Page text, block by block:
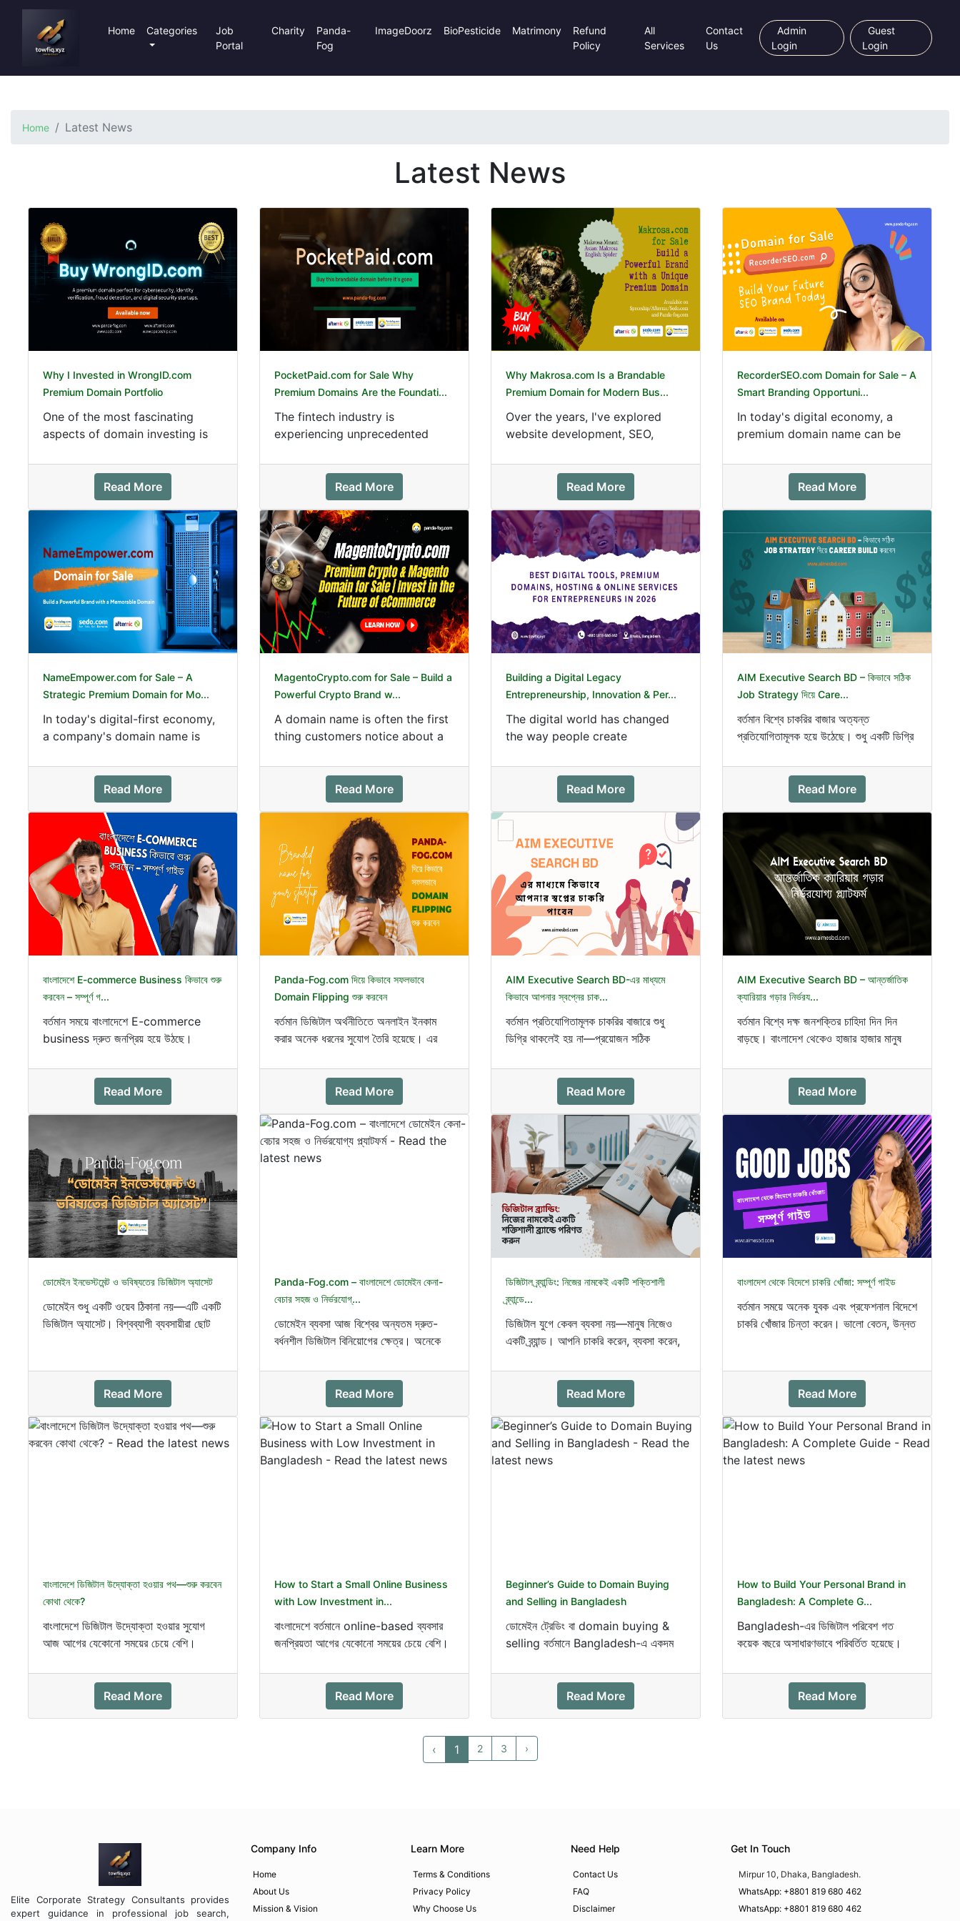
Home Categories
Job
Portal
Charity
Panda-
Fog
ImageDoorz BioPesticide Matrimony
Refund
Policy
All
Services
Contact
Us
Admin
Login
Guest
Login
Home Latest News
Latest News
Why I Invested in WrongID.com
Premium Domain Portfolio
One of the most fascinating
aspects of domain investing is
communicat...
Read More
PocketPaid.com for Sale Why
Premium Domains Are the Foundati...
The fintech industry is
experiencing unprecedented
online banking t...
Read More
Why Makrosa.com Is a Brandable
Premium Domain for Modern Bus...
Over the years, I've explored
website development, SEO,
domain investi...
Read More
RecorderSEO.com Domain for Sale – A
Smart Branding Opportuni...
In today's digital economy, a
premium domain name can be
investments for an...
Read More
NameEmpower.com for Sale – A
Strategic Premium Domain for Mo...
In today's digital-first economy,
a company's domain name is
business asset...
Read More
MagentoCrypto.com for Sale – Build a
Powerful Crypto Brand w...
A domain name is often the first
thing customers notice about a
your...
Read More
Building a Digital Legacy
Entrepreneurship, Innovation & Per...
The digital world has changed
the way people create
not only defi...
Read More
AIM Executive Search BD – কিভাবে সঠিক
Job Strategy দিয়ে Care...
বর্তমান বিশ্বে চাকরির বাজার অত্যন্ত
প্রতিযোগিতামূলক হয়ে উঠেছে। শুধু একটি ডিগ্রি
Read More
বাংলাদেশে E-commerce Business কিভাবে শুরু
করবেন – সম্পূর্ণ গ...
বর্তমান সময়ে বাংলাদেশে E-commerce
business দ্রুত জনপ্রিয় হয়ে উঠছে।
—সব...
Read More
Panda-Fog.com দিয়ে কিভাবে সফলভাবে
Domain Flipping শুরু করবেন
বর্তমান ডিজিটাল অর্থনীতিতে অনলাইন ইনকাম
করার অনেক ধরনের সুযোগ তৈরি হয়েছে। এর
Read More
AIM Executive Search BD-এর মাধ্যমে
কিভাবে আপনার স্বপ্নের চাক...
বর্তমান প্রতিযোগিতামূলক চাকরির বাজারে শুধু
ডিগ্রি থাকলেই হয় না—প্রয়োজন সঠিক
Read More
AIM Executive Search BD – আন্তর্জাতিক
ক্যারিয়ার গড়ার নির্ভরয...
বর্তমান বিশ্বে দক্ষ জনশক্তির চাহিদা দিন দিন
বাড়ছে। বাংলাদেশ থেকেও হাজার হাজার মানুষ
Read More
ডোমেইন ইনভেস্টমেন্ট ও ভবিষ্যতের ডিজিটাল অ্যাসেট
ডোমেইন শুধু একটি ওয়েব ঠিকানা নয়—এটি একটি
ডিজিটাল অ্যাসেট। বিশ্বব্যাপী ব্যবসায়ীরা ছোট
Read More
Panda-Fog.com – বাংলাদেশে ডোমেইন কেনা-
বেচার সহজ ও নির্ভরযোগ্...
ডোমেইন ব্যবসা আজ বিশ্বের অন্যতম দ্রুত-
বর্ধনশীল ডিজিটাল বিনিয়োগের ক্ষেত্র। অনেকে
Read More
ডিজিটাল ব্র্যান্ডিং: নিজের নামকেই একটি শক্তিশালী
ব্র্যান্ডে...
ডিজিটাল যুগে কেবল ব্যবসা নয়—মানুষ নিজেও
একটি ব্র্যান্ড। আপনি চাকরি করেন, ব্যবসা করেন,
Read More
বাংলাদেশ থেকে বিদেশে চাকরি খোঁজা: সম্পূর্ণ গাইড
বর্তমান সময়ে অনেক যুবক এবং প্রফেশনাল বিদেশে
চাকরি খোঁজার চিন্তা করেন। ভালো বেতন, উন্নত
Read More
বাংলাদেশে ডিজিটাল উদ্যোক্তা হওয়ার পথ—শুরু করবেন
কোথা থেকে?
বাংলাদেশে ডিজিটাল উদ্যোক্তা হওয়ার সুযোগ
আজ আগের যেকোনো সময়ের চেয়ে বেশি।
Read More
How to Start a Small Online Business
with Low Investment in...
বাংলাদেশে বর্তমানে online-based ব্যবসার
জনপ্রিয়তা আগের যেকোনো সময়ের চেয়ে বেশি।
Read More
Beginner’s Guide to Domain Buying
and Selling in Bangladesh
ডোমেইন ট্রেডিং বা domain buying &
selling বর্তমানে Bangladesh-এ একদম
Read More
How to Build Your Personal Brand in
Bangladesh: A Complete G...
Bangladesh-এর ডিজিটাল পরিবেশ গত
কয়েক বছরে অসাধারণভাবে পরিবর্তিত হয়েছে।
Read More
‹ 1 2 3 ›
Elite Corporate Strategy Consultants provides
expert guidance in professional job search,
Company Info
Home
About Us
Mission & Vision
Learn More
Terms & Conditions
Privacy Policy
Why Choose Us
Need Help
Contact Us
FAQ
Disclaimer
Get In Touch
Mirpur 10, Dhaka, Bangladesh.
WhatsApp: +8801 819 680 462
WhatsApp: +8801 819 680 462